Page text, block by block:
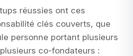
réussies ont ces
clés couverts, que
personne portant plusieurs
co-fondateurs :